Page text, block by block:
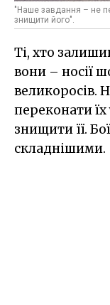
"Наше завдання – не
знищити його".
Ті, хто
вони – носії
великоросів.
переконати їх
знищити її.
складнішими.